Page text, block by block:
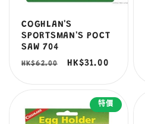
COGHLAN'S
SPORTSMAN'S POCT
SAW 704
定
HK$62.00
售
HK$31.00
特價